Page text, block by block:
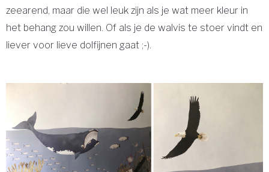
zeearend, maar die wel leuk zijn als je wat meer kleur in
het behang zou willen. Of als je de walvis te stoer vindt en
liever voor lieve dolfijnen gaat ;-).